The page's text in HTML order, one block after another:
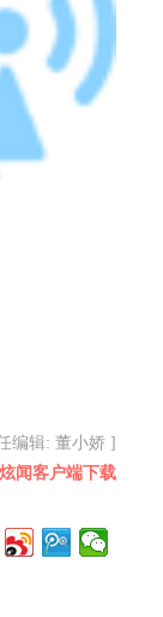
编辑: 董小娇 ]
闻客户端下载